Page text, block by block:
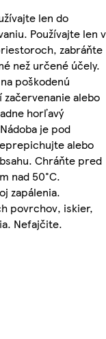
len do
Používajte len v
zabráňte
než určené účely.
poškodenú
začervenanie alebo
horľavý
je pod
alebo
Chráňte pred
nad 50°C.
zapálenia.
povrchov, iskier,
Nefajčite.